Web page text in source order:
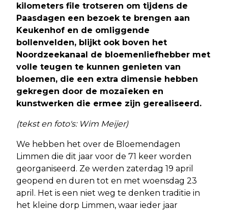
kilometers file trotseren om tijdens de
Paasdagen een bezoek te brengen aan
Keukenhof en de omliggende
bollenvelden, blijkt ook boven het
Noordzeekanaal de bloemenliefhebber met
volle teugen te kunnen genieten van
bloemen, die een extra dimensie hebben
gekregen door de mozaïeken en
kunstwerken die ermee zijn gerealiseerd.
(tekst en foto's: Wim Meijer)
We hebben het over de Bloemendagen
Limmen die dit jaar voor de 71 keer worden
georganiseerd. Ze werden zaterdag 19 april
geopend en duren tot en met woensdag 23
april. Het is een niet weg te denken traditie in
het kleine dorp Limmen, waar ieder jaar